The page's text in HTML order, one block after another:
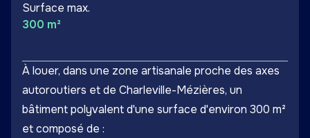
Surface max.
300 m²
À louer, dans une zone artisanale proche des axes
autoroutiers et de Charleville-Mézières, un
bâtiment polyvalent d'une surface d'environ 300 m²
et composé de :